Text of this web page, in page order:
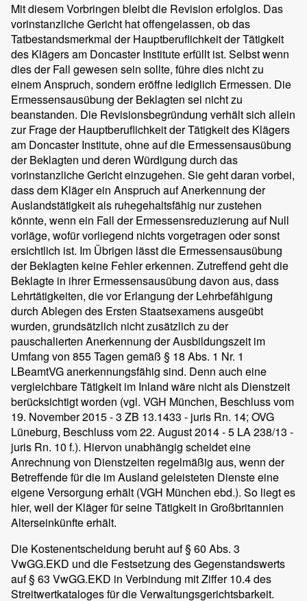
Mit diesem Vorbringen bleibt die Revision erfolglos. Das
vorinstanzliche Gericht hat offengelassen, ob das
Tatbestandsmerkmal der Hauptberuflichkeit der Tätigkeit
des Klägers am Doncaster Institute erfüllt ist. Selbst wenn
dies der Fall gewesen sein sollte, führe dies nicht zu
einem Anspruch, sondern eröffne lediglich Ermessen. Die
Ermessensausübung der Beklagten sei nicht zu
beanstanden. Die Revisionsbegründung verhält sich allein
zur Frage der Hauptberuflichkeit der Tätigkeit des Klägers
am Doncaster Institute, ohne auf die Ermessensausübung
der Beklagten und deren Würdigung durch das
vorinstanzliche Gericht einzugehen. Sie geht daran vorbei,
dass dem Kläger ein Anspruch auf Anerkennung der
Auslandstätigkeit als ruhegehaltsfähig nur zustehen
könnte, wenn ein Fall der Ermessensreduzierung auf Null
vorläge, wofür vorliegend nichts vorgetragen oder sonst
ersichtlich ist. Im Übrigen lässt die Ermessensausübung
der Beklagten keine Fehler erkennen. Zutreffend geht die
Beklagte in ihrer Ermessensausübung davon aus, dass
Lehrtätigkeiten, die vor Erlangung der Lehrbefähigung
durch Ablegen des Ersten Staatsexamens ausgeübt
wurden, grundsätzlich nicht zusätzlich zu der
pauschalierten Anerkennung der Ausbildungszeit im
Umfang von 855 Tagen gemäß § 18 Abs. 1 Nr. 1
LBeamtVG anerkennungsfähig sind. Denn auch eine
vergleichbare Tätigkeit im Inland wäre nicht als Dienstzeit
berücksichtigt worden (vgl. VGH München, Beschluss vom
19. November 2015 - 3 ZB 13.1433 - juris Rn. 14; OVG
Lüneburg, Beschluss vom 22. August 2014 - 5 LA 238/13 -
juris Rn. 10 f.). Hiervon unabhängig scheidet eine
Anrechnung von Dienstzeiten regelmäßig aus, wenn der
Betreffende für die im Ausland geleisteten Dienste eine
eigene Versorgung erhält (VGH München ebd.). So liegt es
hier, weil der Kläger für seine Tätigkeit in Großbritannien
Alterseinkünfte erhält.
Die Kostenentscheidung beruht auf § 60 Abs. 3
VwGG.EKD und die Festsetzung des Gegenstandswerts
auf § 63 VwGG.EKD in Verbindung mit Ziffer 10.4 des
Streitwertkataloges für die Verwaltungsgerichtsbarkeit.